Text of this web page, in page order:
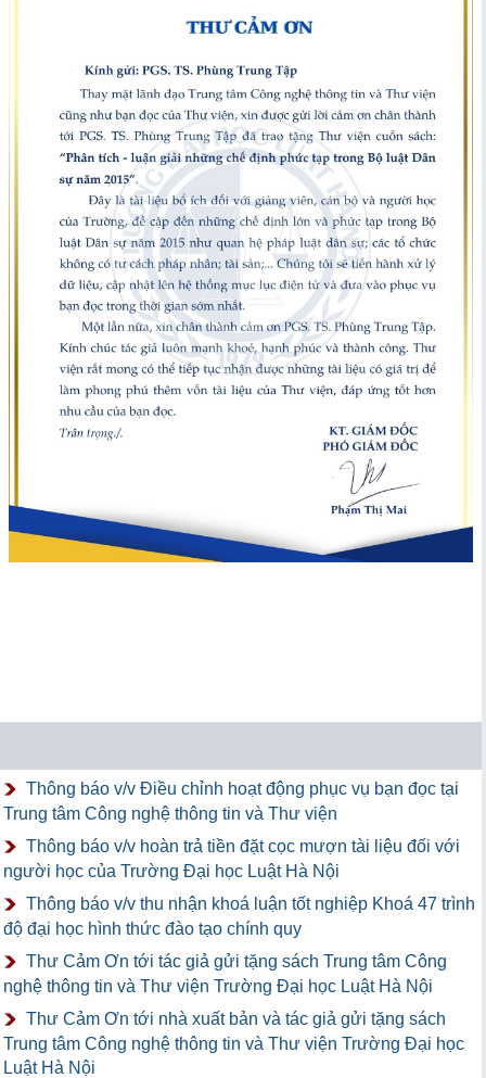
Thông báo v/v Điều chỉnh hoạt động phục vụ bạn đọc tại
Trung tâm Công nghệ thông tin và Thư viện
Thông báo v/v hoàn trả tiền đặt cọc mượn tài liệu đối với
người học của Trường Đại học Luật Hà Nội
Thông báo v/v thu nhận khoá luận tốt nghiệp Khoá 47 trình
độ đại học hình thức đào tạo chính quy
Thư Cảm Ơn tới tác giả gửi tặng sách Trung tâm Công
nghệ thông tin và Thư viện Trường Đại học Luật Hà Nội
Thư Cảm Ơn tới nhà xuất bản và tác giả gửi tặng sách
Trung tâm Công nghệ thông tin và Thư viện Trường Đại học
Luật Hà Nội